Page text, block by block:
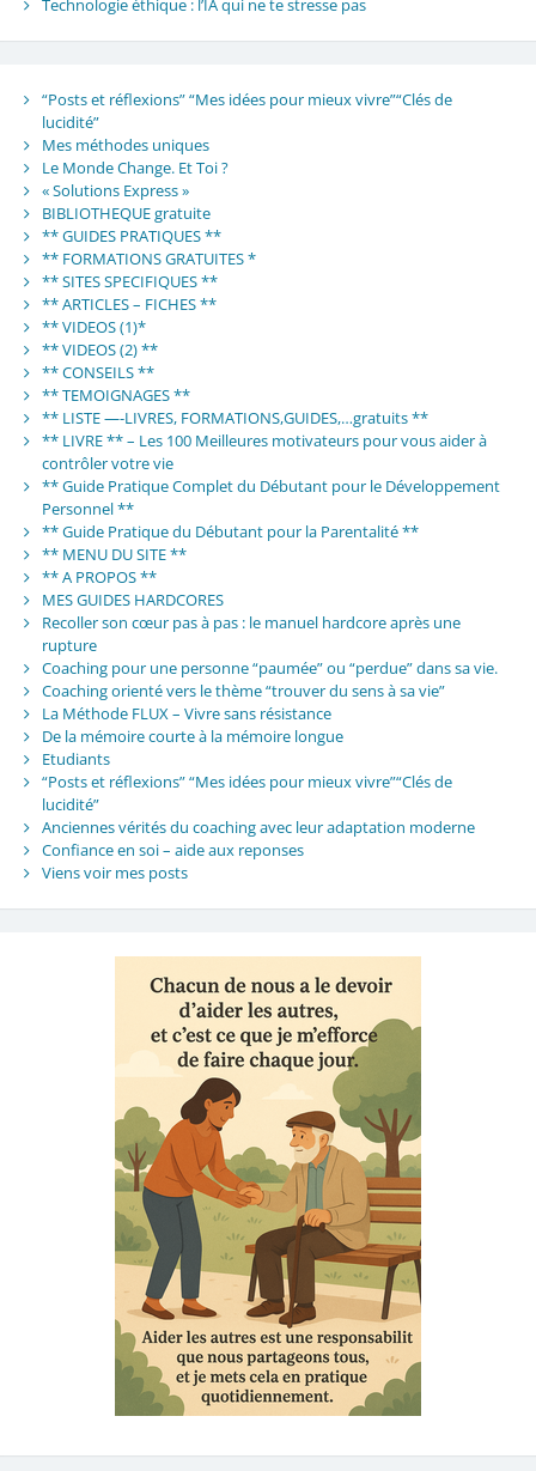
Technologie éthique : l’IA qui ne te stresse pas
“Posts et réflexions” “Mes idées pour mieux vivre”“Clés de
lucidité”
Mes méthodes uniques
Le Monde Change. Et Toi ?
« Solutions Express »
BIBLIOTHEQUE gratuite
** GUIDES PRATIQUES **
** FORMATIONS GRATUITES *
** SITES SPECIFIQUES **
** ARTICLES – FICHES **
** VIDEOS (1)*
** VIDEOS (2) **
** CONSEILS **
** TEMOIGNAGES **
** LISTE —-LIVRES, FORMATIONS,GUIDES,…gratuits **
** LIVRE ** – Les 100 Meilleures motivateurs pour vous aider à
contrôler votre vie
** Guide Pratique Complet du Débutant pour le Développement
Personnel **
** Guide Pratique du Débutant pour la Parentalité **
** MENU DU SITE **
** A PROPOS **
MES GUIDES HARDCORES
Recoller son cœur pas à pas : le manuel hardcore après une
rupture
Coaching pour une personne “paumée” ou “perdue” dans sa vie.
Coaching orienté vers le thème “trouver du sens à sa vie”
La Méthode FLUX – Vivre sans résistance
De la mémoire courte à la mémoire longue
Etudiants
“Posts et réflexions” “Mes idées pour mieux vivre”“Clés de
lucidité”
Anciennes vérités du coaching avec leur adaptation moderne
Confiance en soi – aide aux reponses
Viens voir mes posts